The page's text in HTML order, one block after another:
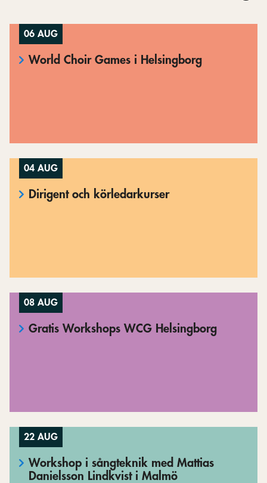
06 AUG
World Choir Games i Helsingborg
04 AUG
Dirigent och körledarkurser
08 AUG
Gratis Workshops WCG Helsingborg
22 AUG
Workshop i sångteknik med Mattias
Danielsson Lindkvist i Malmö